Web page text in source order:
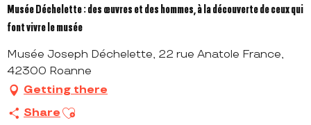
Musée Déchelette : des œuvres et des hommes, à la découverte de ceux qui
font vivre le musée
Musée Joseph Déchelette, 22 rue Anatole France,
42300 Roanne
Getting there
Share Ajouter aux favoris